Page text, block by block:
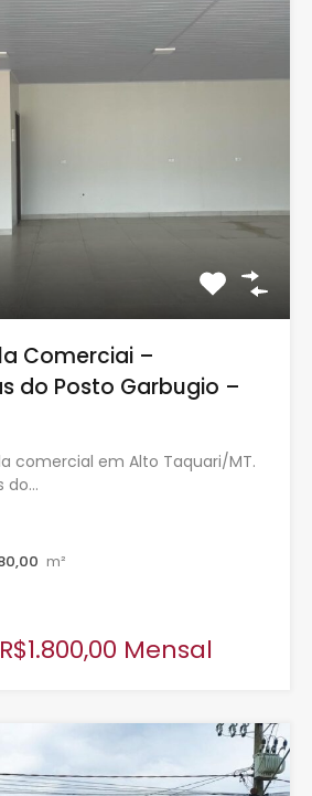
Comerciai –
do Posto Garbugio –
comercial em Alto Taquari/MT.
do…
m²
Mensal